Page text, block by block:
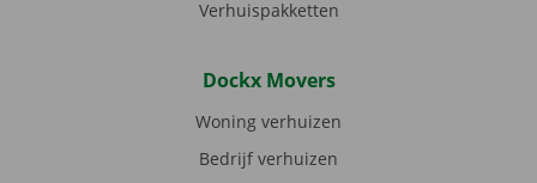
Verhuispakketten
Dockx Movers
Woning verhuizen
Bedrijf verhuizen